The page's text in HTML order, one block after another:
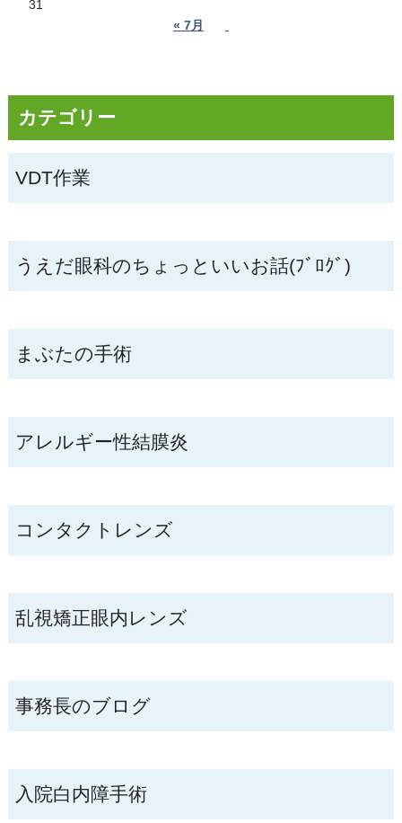
31
« 7月
カテゴリー
VDT作業
うえだ眼科のちょっといいお話(ﾌﾞﾛｸﾞ)
まぶたの手術
アレルギー性結膜炎
コンタクトレンズ
乱視矯正眼内レンズ
事務長のブログ
入院白内障手術